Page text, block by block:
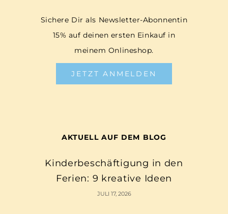
Sichere Dir als Newsletter-Abonnentin
15% auf deinen ersten Einkauf in
meinem Onlineshop.
JETZT ANMELDEN
AKTUELL AUF DEM BLOG
Kinderbeschäftigung in den
Ferien: 9 kreative Ideen
JULI 17, 2026